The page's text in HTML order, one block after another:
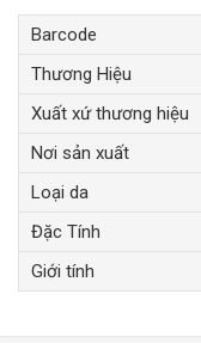
Barcode
Thương Hiệu
Xuất xứ thương hiệu
Nơi sản xuất
Loại da
Đặc Tính
Giới tính